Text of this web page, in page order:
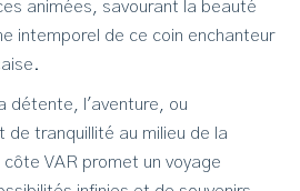
animées, savourant la beauté
intemporel de ce coin enchanteur
détente, l'aventure, ou
de tranquillité au milieu de la
VAR promet un voyage